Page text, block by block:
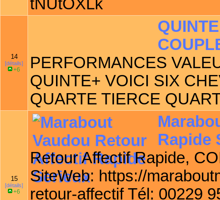
tNUtOXLk
14
[détails]
+6
PERFORMANCES
QUINTE+ VOICI SIX
QUARTE TIERCE
15
[détails]
+6
Rapide
Retour Affectif Rapide,
SiteWeb: https://
retour-affectif Tél: 00229